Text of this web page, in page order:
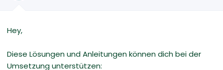
Hey,
Diese Lösungen und Anleitungen können dich bei der
Umsetzung unterstützen: